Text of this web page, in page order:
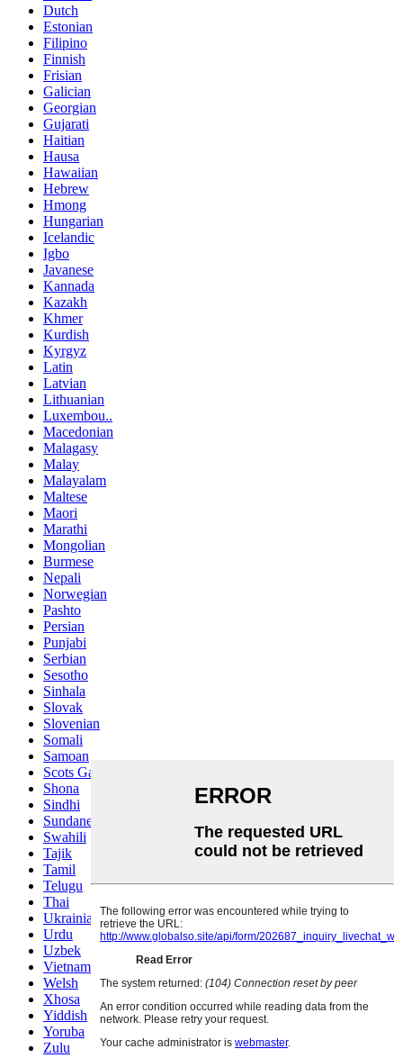
Dutch
Estonian
Filipino
Finnish
Frisian
Galician
Georgian
Gujarati
Haitian
Hausa
Hawaiian
Hebrew
Hmong
Hungarian
Icelandic
Igbo
Javanese
Kannada
Kazakh
Khmer
Kurdish
Kyrgyz
Latin
Latvian
Lithuanian
Luxembou..
Macedonian
Malagasy
Malay
Malayalam
Maltese
Maori
Marathi
Mongolian
Burmese
Nepali
Norwegian
Pashto
Persian
Punjabi
Serbian
Sesotho
Sinhala
Slovak
Slovenian
Somali
Samoan
Scots Gaelic
Shona
Sindhi
Sundanese
Swahili
Tajik
Tamil
Telugu
Thai
Ukrainian
Urdu
Uzbek
Vietnamese
Welsh
Xhosa
Yiddish
Yoruba
Zulu